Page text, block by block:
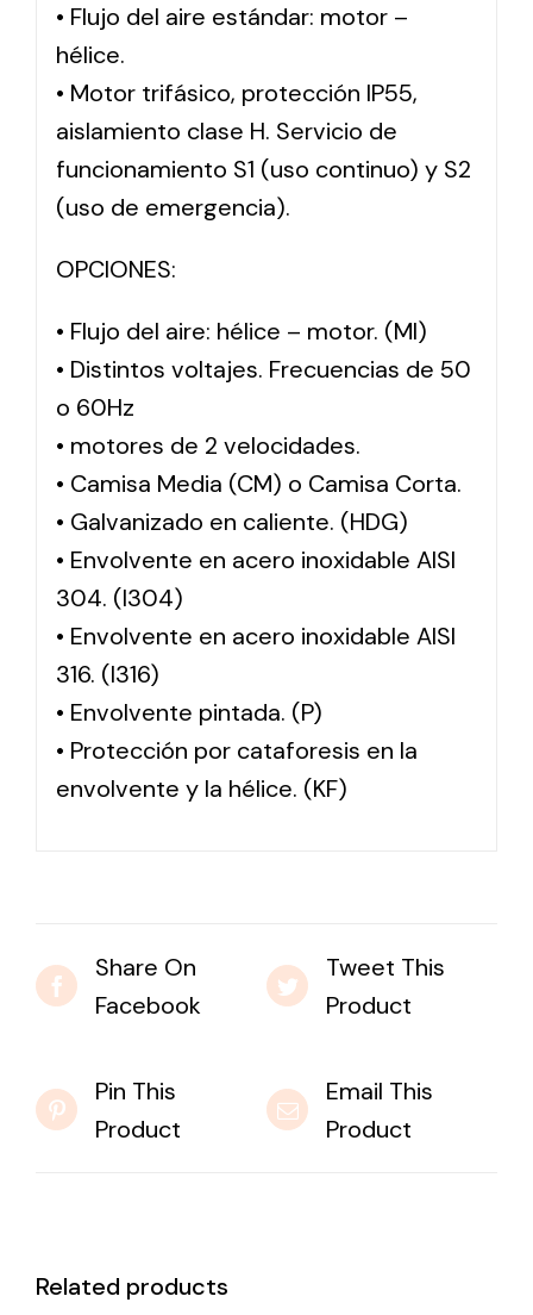
• Flujo del aire estándar: motor –
hélice.
• Motor trifásico, protección IP55,
aislamiento clase H. Servicio de
funcionamiento S1 (uso continuo) y S2
(uso de emergencia).
OPCIONES:
• Flujo del aire: hélice – motor. (MI)
• Distintos voltajes. Frecuencias de 50
o 60Hz
• motores de 2 velocidades.
• Camisa Media (CM) o Camisa Corta.
• Galvanizado en caliente. (HDG)
• Envolvente en acero inoxidable AISI
304. (I304)
• Envolvente en acero inoxidable AISI
316. (I316)
• Envolvente pintada. (P)
• Protección por cataforesis en la
envolvente y la hélice. (KF)
Share On
Facebook
Tweet This
Product
Pin This
Product
Email This
Product
Related products